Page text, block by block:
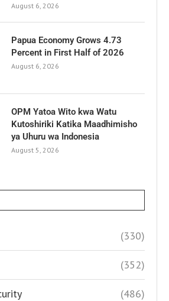
August 6, 2026
Papua Economy Grows 4.73
Percent in First Half of 2026
August 6, 2026
OPM Yatoa Wito kwa Watu
Kutoshiriki Katika Maadhimisho
ya Uhuru wa Indonesia
August 5, 2026
(330)
(352)
(486)